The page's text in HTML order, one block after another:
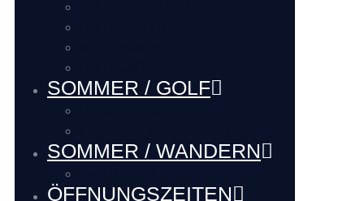
SOMMER / GOLF
SOMMER / WANDERN
ÖFFNUNGSZEITEN